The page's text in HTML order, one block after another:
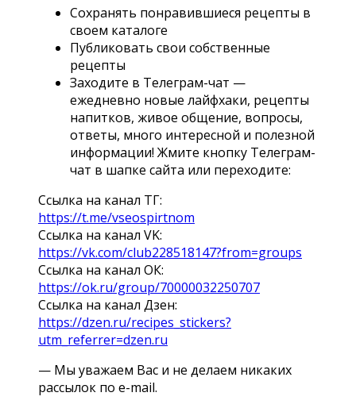
Сохранять понравившиеся рецепты в
своем каталоге
Публиковать свои собственные
рецепты
Заходите в Телеграм-чат —
ежедневно новые лайфхаки, рецепты
напитков, живое общение, вопросы,
ответы, много интересной и полезной
информации! Жмите кнопку Телеграм-
чат в шапке сайта или переходите:
Ссылка на канал ТГ:
https://t.me/vseospirtnom
Ссылка на канал VK:
https://vk.com/club228518147?from=groups
Ссылка на канал ОК:
https://ok.ru/group/70000032250707
Ссылка на канал Дзен:
https://dzen.ru/recipes_stickers?
utm_referrer=dzen.ru
— Мы уважаем Вас и не делаем никаких
рассылок по e-mail.